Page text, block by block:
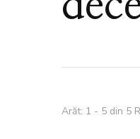
Arăt: 1 - 5 din 5